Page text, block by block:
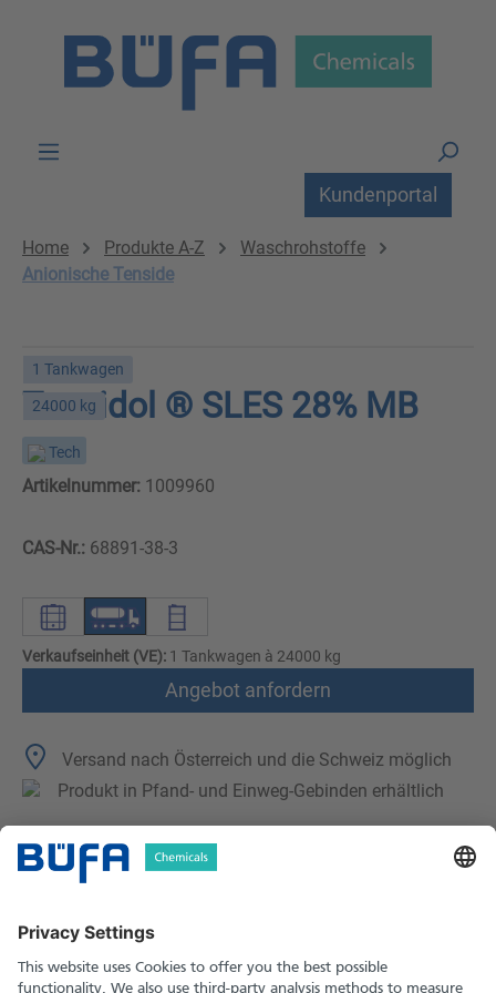
Kundenportal
Home Produkte A-Z
Waschrohstoffe
Anionische Tenside
1 Tankwagen
24000 kg
Tensidol ® SLES 28% MB
Tech
Artikelnummer: 1009960
CAS-Nr.: 68891-38-3
Verkaufseinheit (VE): 1 Tankwagen à 24000 kg
Angebot anfordern
Versand nach Österreich und die Schweiz möglich
Produkt in Pfand- und Einweg-Gebinden erhältlich
Technische Merkmale
Sicherheitshinweise